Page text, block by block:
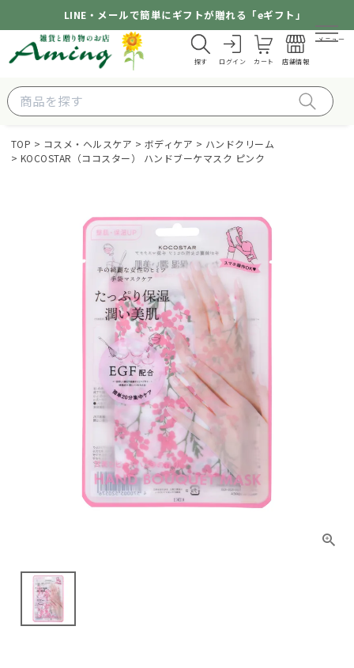
LINE・メールで簡単にギフトが贈れる「eギフト」
探す ログイン カート 店舗情報
メニュー
TOP コスメ・ヘルスケア ボディケア
ハンドクリーム
KOCOSTAR（ココスター） ハンドブーケマスク ピンク